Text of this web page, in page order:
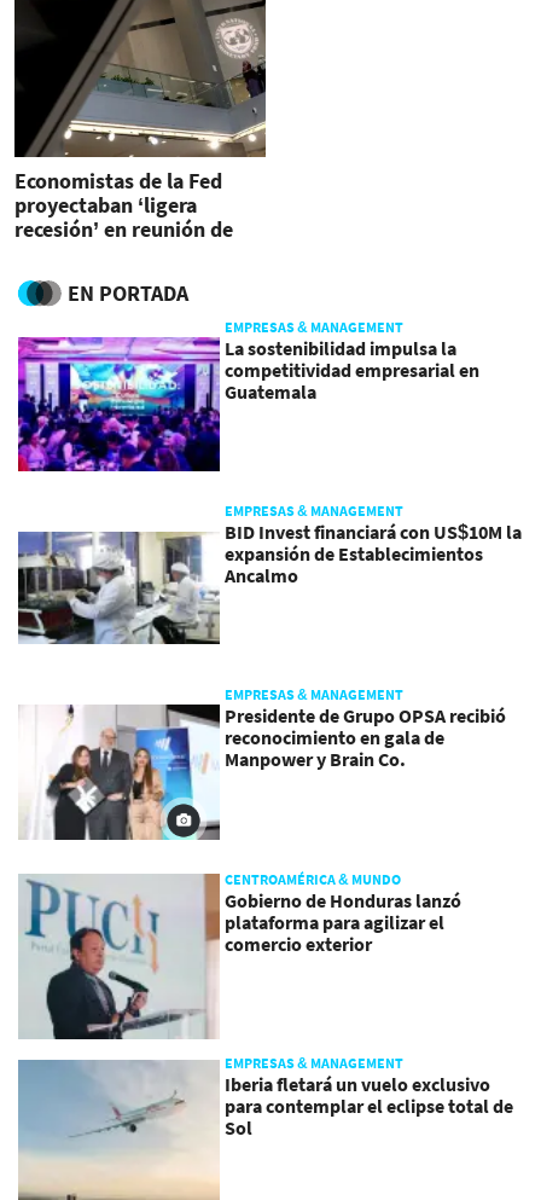
Economistas de la Fed
proyectaban ‘ligera
recesión’ en reunión de
EN PORTADA
EMPRESAS & MANAGEMENT
La sostenibilidad impulsa la
competitividad empresarial en
Guatemala
EMPRESAS & MANAGEMENT
BID Invest financiará con US$10M la
expansión de Establecimientos
Ancalmo
EMPRESAS & MANAGEMENT
Presidente de Grupo OPSA recibió
reconocimiento en gala de
Manpower y Brain Co.
CENTROAMÉRICA & MUNDO
Gobierno de Honduras lanzó
plataforma para agilizar el
comercio exterior
EMPRESAS & MANAGEMENT
Iberia fletará un vuelo exclusivo
para contemplar el eclipse total de
Sol